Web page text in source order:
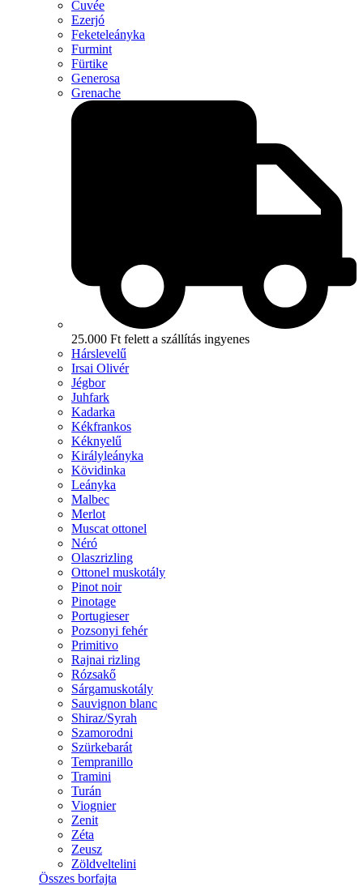
Cuvée
Ezerjó
Feketeleányka
Furmint
Fürtike
Generosa
Grenache
25.000 Ft felett a szállítás ingyenes
Hárslevelű
Irsai Olivér
Jégbor
Juhfark
Kadarka
Kékfrankos
Kéknyelű
Királyleányka
Kövidinka
Leányka
Malbec
Merlot
Muscat ottonel
Néró
Olaszrizling
Ottonel muskotály
Pinot noir
Pinotage
Portugieser
Pozsonyi fehér
Primitivo
Rajnai rizling
Rózsakő
Sárgamuskotály
Sauvignon blanc
Shiraz/Syrah
Szamorodni
Szürkebarát
Tempranillo
Tramini
Turán
Viognier
Zenit
Zéta
Zeusz
Zöldveltelini
Összes borfajta